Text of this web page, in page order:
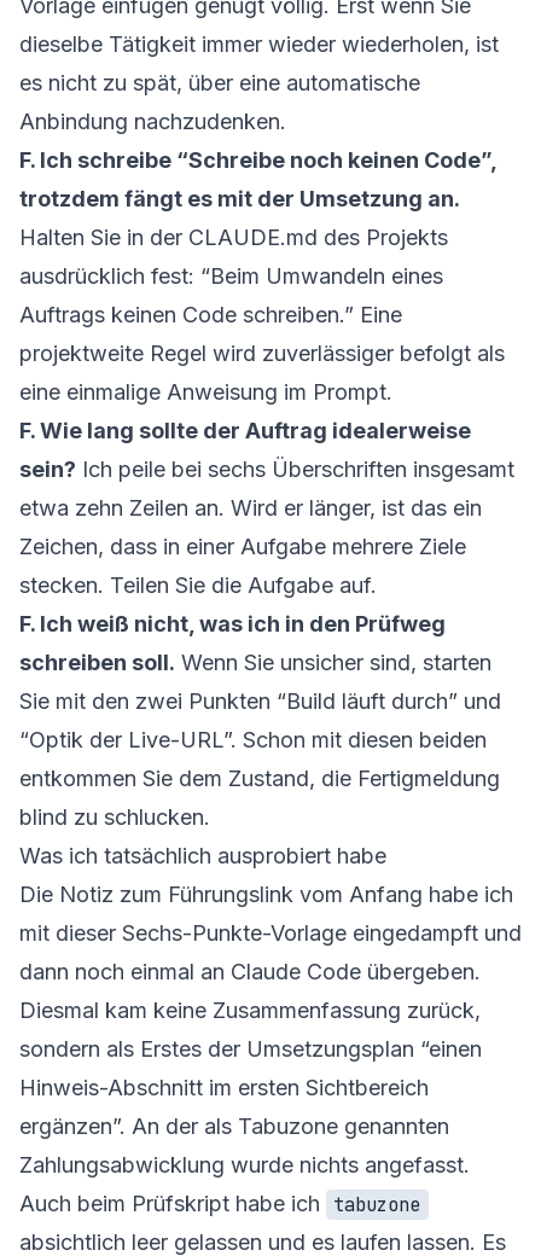
Vorlage einfügen genügt völlig. Erst wenn Sie
dieselbe Tätigkeit immer wieder wiederholen, ist
es nicht zu spät, über eine automatische
Anbindung nachzudenken.
F. Ich schreibe “Schreibe noch keinen Code”,
trotzdem fängt es mit der Umsetzung an.
Halten Sie in der CLAUDE.md des Projekts
ausdrücklich fest: “Beim Umwandeln eines
Auftrags keinen Code schreiben.” Eine
projektweite Regel wird zuverlässiger befolgt als
eine einmalige Anweisung im Prompt.
F. Wie lang sollte der Auftrag idealerweise
sein? Ich peile bei sechs Überschriften insgesamt
etwa zehn Zeilen an. Wird er länger, ist das ein
Zeichen, dass in einer Aufgabe mehrere Ziele
stecken. Teilen Sie die Aufgabe auf.
F. Ich weiß nicht, was ich in den Prüfweg
schreiben soll. Wenn Sie unsicher sind, starten
Sie mit den zwei Punkten “Build läuft durch” und
“Optik der Live-URL”. Schon mit diesen beiden
entkommen Sie dem Zustand, die Fertigmeldung
blind zu schlucken.
Was ich tatsächlich ausprobiert habe
Die Notiz zum Führungslink vom Anfang habe ich
mit dieser Sechs-Punkte-Vorlage eingedampft und
dann noch einmal an Claude Code übergeben.
Diesmal kam keine Zusammenfassung zurück,
sondern als Erstes der Umsetzungsplan “einen
Hinweis-Abschnitt im ersten Sichtbereich
ergänzen”. An der als Tabuzone genannten
Zahlungsabwicklung wurde nichts angefasst.
Auch beim Prüfskript habe ich
tabuzone
absichtlich leer gelassen und es laufen lassen. Es